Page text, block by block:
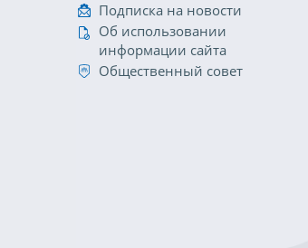
Подписка на новости
Об использовании
информации сайта
Общественный совет